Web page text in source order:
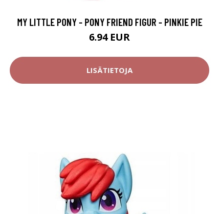
MY LITTLE PONY - PONY FRIEND FIGUR - PINKIE PIE
6.94 EUR
LISÄTIETOJA